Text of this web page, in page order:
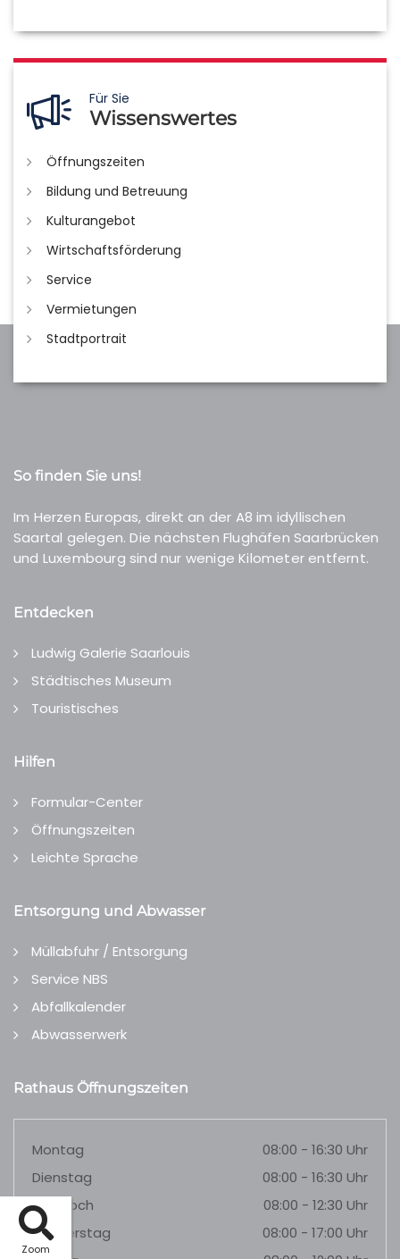
Zoom
Für Sie
Wissenswertes
Öffnungszeiten
Bildung und Betreuung
Kulturangebot
Wirtschaftsförderung
Service
Vermietungen
Stadtportrait
So finden Sie uns!
Im Herzen Europas, direkt an der A8 im idyllischen
Saartal gelegen. Die nächsten Flughäfen Saarbrücken
und Luxembourg sind nur wenige Kilometer entfernt.
Entdecken
Ludwig Galerie Saarlouis
Städtisches Museum
Touristisches
Hilfen
Formular-Center
Öffnungszeiten
Leichte Sprache
Entsorgung und Abwasser
Müllabfuhr / Entsorgung
Service NBS
Abfallkalender
Abwasserwerk
Rathaus Öffnungszeiten
Montag
08:00 - 16:30 Uhr
Dienstag
08:00 - 16:30 Uhr
Mittwoch
08:00 - 12:30 Uhr
Donnerstag
08:00 - 17:00 Uhr